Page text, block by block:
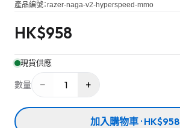
產品編號：razer-naga-v2-hyperspeed-mmo
HK$958
現貨供應
數量 − 1 +
加入購物車 · HK$958